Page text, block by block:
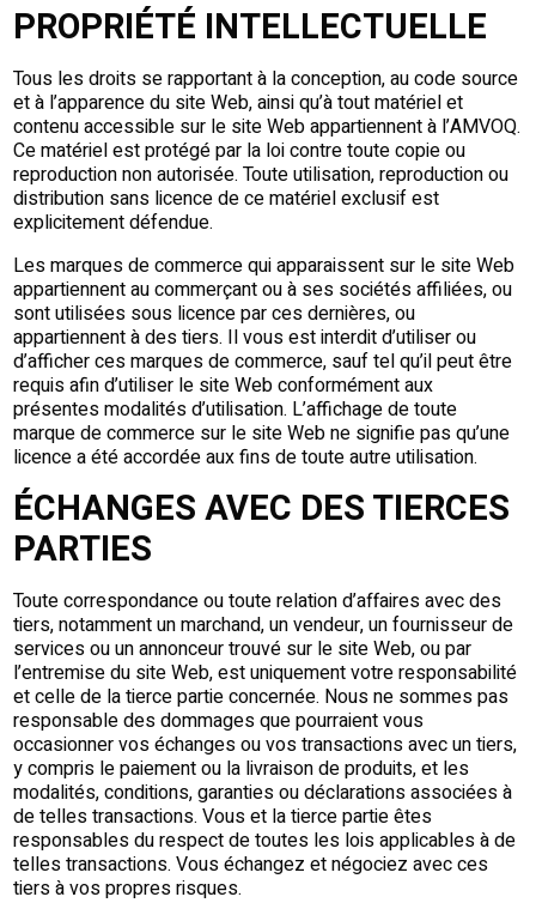
PROPRIÉTÉ INTELLECTUELLE
Tous les droits se rapportant à la conception, au code source
et à l’apparence du site Web, ainsi qu’à tout matériel et
contenu accessible sur le site Web appartiennent à l’AMVOQ.
Ce matériel est protégé par la loi contre toute copie ou
reproduction non autorisée. Toute utilisation, reproduction ou
distribution sans licence de ce matériel exclusif est
explicitement défendue.
Les marques de commerce qui apparaissent sur le site Web
appartiennent au commerçant ou à ses sociétés affiliées, ou
sont utilisées sous licence par ces dernières, ou
appartiennent à des tiers. Il vous est interdit d’utiliser ou
d’afficher ces marques de commerce, sauf tel qu’il peut être
requis afin d’utiliser le site Web conformément aux
présentes modalités d’utilisation. L’affichage de toute
marque de commerce sur le site Web ne signifie pas qu’une
licence a été accordée aux fins de toute autre utilisation.
ÉCHANGES AVEC DES TIERCES
PARTIES
Toute correspondance ou toute relation d’affaires avec des
tiers, notamment un marchand, un vendeur, un fournisseur de
services ou un annonceur trouvé sur le site Web, ou par
l’entremise du site Web, est uniquement votre responsabilité
et celle de la tierce partie concernée. Nous ne sommes pas
responsable des dommages que pourraient vous
occasionner vos échanges ou vos transactions avec un tiers,
y compris le paiement ou la livraison de produits, et les
modalités, conditions, garanties ou déclarations associées à
de telles transactions. Vous et la tierce partie êtes
responsables du respect de toutes les lois applicables à de
telles transactions. Vous échangez et négociez avec ces
tiers à vos propres risques.